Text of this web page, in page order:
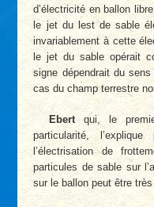
d’électricité en ballon
le jet du lest de sable
invariablement à cette
le jet du sable opérait
signe dépendrait du
cas du champ terrestre
Ebertqui, le
particularité,
l’électrisation de
particules de sable sur
sur le ballon peut être